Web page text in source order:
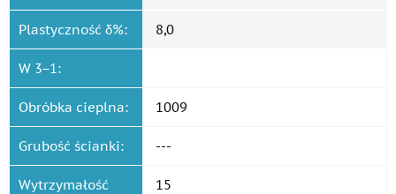
Plastyczność δ%: 8,0
W 3−1:
Obróbka cieplna: 1009
Grubość ścianki: ---
Wytrzymałość
15